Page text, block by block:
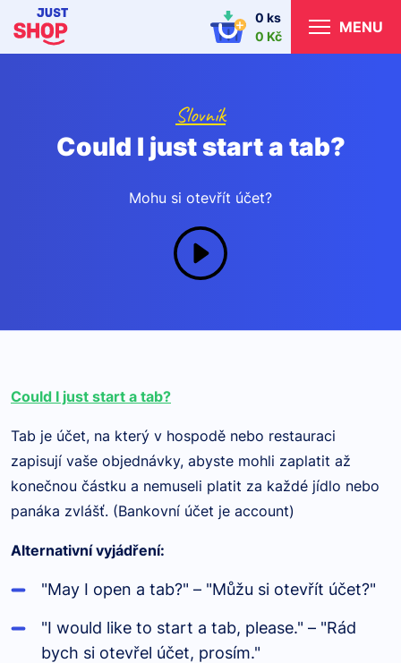
0 ks
0 Kč
MENU
Slovník
Could I just start a tab?
Mohu si otevřít účet?
Could I just start a tab?
Tab je účet, na který v hospodě nebo restauraci
zapisují vaše objednávky, abyste mohli zaplatit až
konečnou částku a nemuseli platit za každé jídlo nebo
panáka zvlášť. (Bankovní účet je account)
Alternativní vyjádření:
"May I open a tab?" – "Můžu si otevřít účet?"
"I would like to start a tab, please." – "Rád
bych si otevřel účet, prosím."